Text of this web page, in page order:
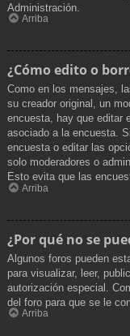
Administración.
Arriba
¿Cómo edito o
Como en los mensajes,
su creador original, un
encuesta, hay que editar
asociado a la encuesta.
encuesta o editar las
solo moderadores o
Esto evita que las
Arriba
¿Por qué no se
Algunos foros pueden
para visualizar, leer,
autorización especial.
del foro para que se le
Arriba